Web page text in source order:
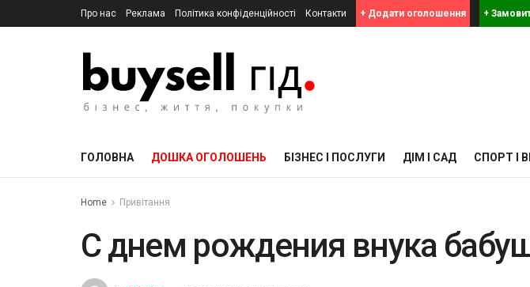
Про нас Реклама Політика конфіденційності Контакти + Додати оголошення +
ГОЛОВНА ДОШКА ОГОЛОШЕНЬ БІЗНЕС І ПОСЛУГИ ДІМ І САД СПОРТ І
Home Привітання
С днем рождения внука